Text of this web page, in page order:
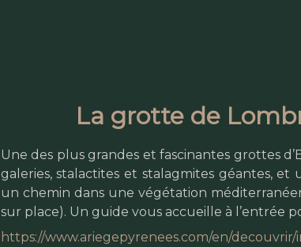
La grotte de
Une des plus grandes et fascinantes grottes
galeries, stalactites et stalagmites géantes,
un chemin dans une végétation
sur place). Un guide vous accueille à l’entrée
https://www.ariegepyrenees.com/en/